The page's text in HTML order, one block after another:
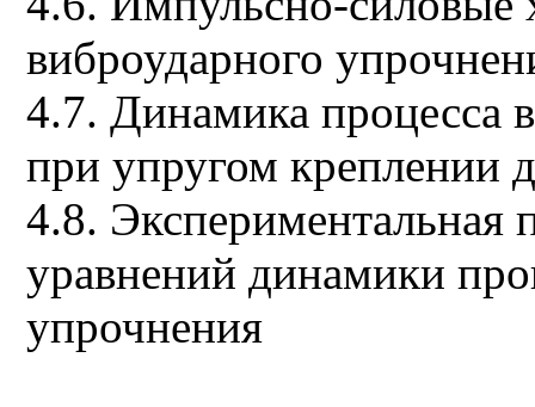
виброударного
4.7. Динамика процесса
при упругом креплении
4.8. Экспериментальная
уравнений динамики
упрочнения